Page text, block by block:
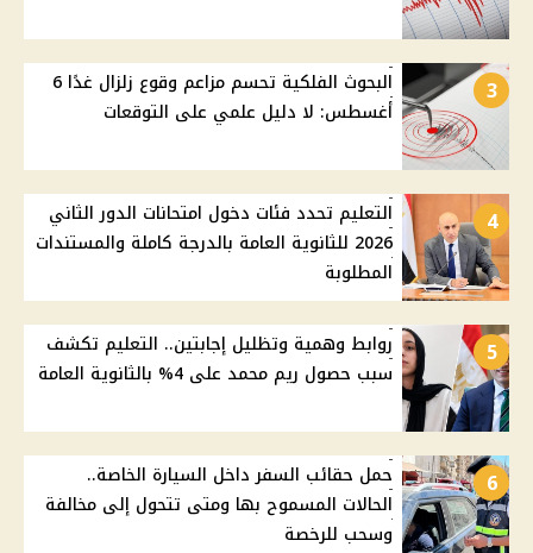
3
البحوث الفلكية تحسم مزاعم وقوع زلزال غدًا 6
أغسطس: لا دليل علمي على التوقعات
4
التعليم تحدد فئات دخول امتحانات الدور الثاني
2026 للثانوية العامة بالدرجة كاملة والمستندات
المطلوبة
5
روابط وهمية وتظليل إجابتين.. التعليم تكشف
سبب حصول ريم محمد على 4% بالثانوية العامة
6
حمل حقائب السفر داخل السيارة الخاصة..
الحالات المسموح بها ومتى تتحول إلى مخالفة
وسحب للرخصة